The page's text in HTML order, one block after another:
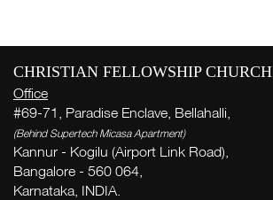
CHRISTIAN FELLOWSHIP CHURCH
Office
#69-71, Paradise Enclave, Bellahalli,
(Behind Supertech Micasa Apartment)
Kannur - Kogilu (Airport Link Road),
Bangalore - 560 064,
Karnataka, INDIA.